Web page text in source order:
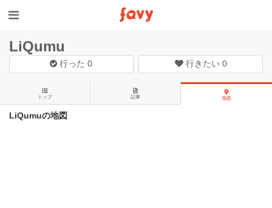
LiQumu
行った0 行きたい 0
トップ 記事 地図
LiQumuの地図